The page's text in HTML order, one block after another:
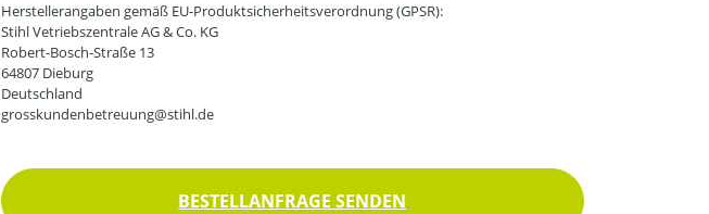
Herstellerangaben gemäß EU-Produktsicherheitsverordnung (GPSR):
Stihl Vetriebszentrale AG & Co. KG
Robert-Bosch-Straße 13
64807 Dieburg
Deutschland
grosskundenbetreuung@stihl.de
BESTELLANFRAGE SENDEN